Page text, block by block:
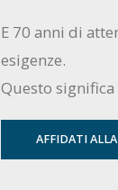
E 70 anni di
esigenze.
Questo
AFFIDATI